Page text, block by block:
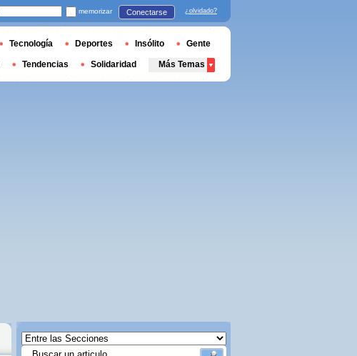
memorizar Conectarse ¿olvidado?
Tecnología Deportes Insólito Gente
Tendencias Solidaridad Más Temas